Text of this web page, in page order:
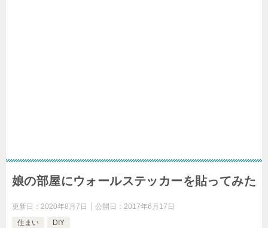
娘の部屋にウォールステッカーを貼ってみた
更新日： 2020年8月7日 公開日： 2017年6月17日
住まい
DIY